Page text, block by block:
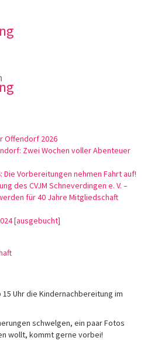
Offendorf 2026
Zwei Wochen voller Abenteuer
Vorbereitungen nehmen Fahrt auf!
des CVJM Schneverdingen e. V. –
für 40 Jahre Mitgliedschaft
[ausgebucht]
15 Uhr die Kindernachbereitung im
schwelgen, ein paar Fotos
wollt, kommt gerne vorbei!